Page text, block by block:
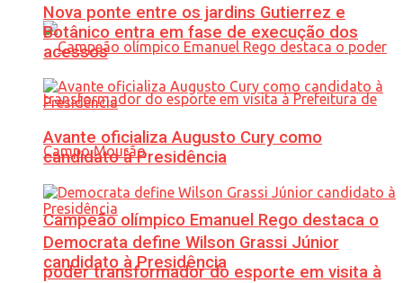
Campeão olímpico Emanuel Rego destaca o
poder transformador do esporte em visita à
Nova ponte entre os jardins Gutierrez e
Botânico entra em fase de execução dos
acessos
Avante oficializa Augusto Cury como
candidato à Presidência
Democrata define Wilson Grassi Júnior
candidato à Presidência